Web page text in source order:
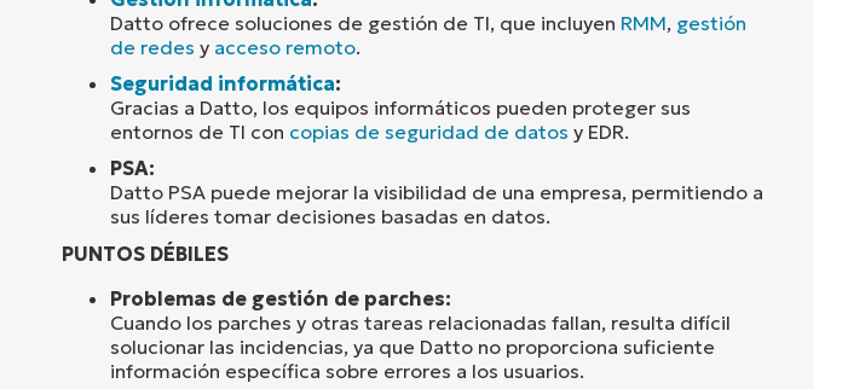
Datto ofrece soluciones de gestión de TI, que incluyen RMM, gestión
de redes y acceso remoto.
Seguridad informática:
Gracias a Datto, los equipos informáticos pueden proteger sus
entornos de TI con copias de seguridad de datos y EDR.
PSA:
Datto PSA puede mejorar la visibilidad de una empresa, permitiendo a
sus líderes tomar decisiones basadas en datos.
PUNTOS DÉBILES
Problemas de gestión de parches:
Cuando los parches y otras tareas relacionadas fallan, resulta difícil
solucionar las incidencias, ya que Datto no proporciona suficiente
información específica sobre errores a los usuarios.